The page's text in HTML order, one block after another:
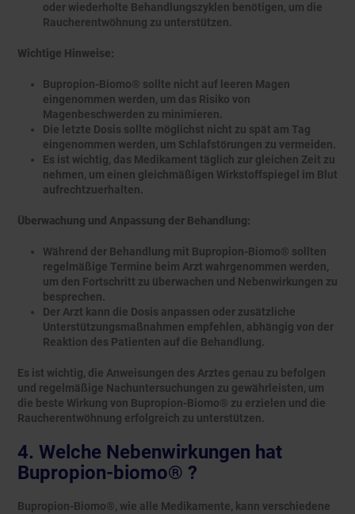
oder wiederholte Behandlungszyklen benötigen, um die
Raucherentwöhnung zu unterstützen.
Wichtige Hinweise:
Bupropion-Biomo® sollte nicht auf leeren Magen
eingenommen werden, um das Risiko von
Magenbeschwerden zu minimieren.
Die letzte Dosis sollte möglichst nicht zu spät am Tag
eingenommen werden, um Schlafstörungen zu vermeiden.
Es ist wichtig, das Medikament täglich zur gleichen Zeit zu
nehmen, um einen gleichmäßigen Wirkstoffspiegel im Blut
aufrechtzuerhalten.
Überwachung und Anpassung der Behandlung:
Während der Behandlung mit Bupropion-Biomo® sollten
regelmäßige Termine beim Arzt wahrgenommen werden,
um den Fortschritt zu überwachen und Nebenwirkungen zu
besprechen.
Der Arzt kann die Dosis anpassen oder zusätzliche
Unterstützungsmaßnahmen empfehlen, abhängig von der
Reaktion des Patienten auf die Behandlung.
Es ist wichtig, die Anweisungen des Arztes genau zu befolgen
und regelmäßige Nachuntersuchungen zu gewährleisten, um
die beste Wirkung von Bupropion-Biomo® zu erzielen und die
Raucherentwöhnung erfolgreich zu unterstützen.
4. Welche Nebenwirkungen hat
Bupropion-biomo® ?
Bupropion-Biomo®, wie alle Medikamente, kann verschiedene